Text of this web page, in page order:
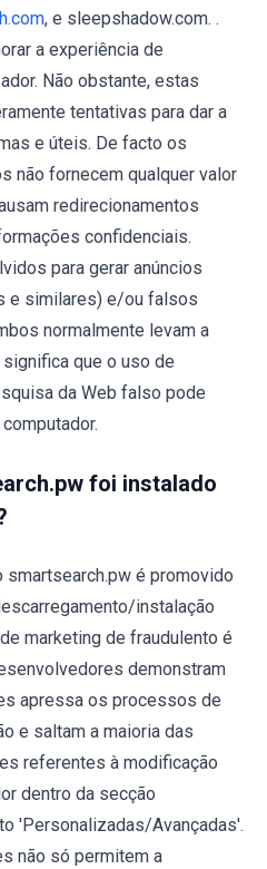
, e sleepshadow.com. .
a experiência de
Não obstante, estas
tentativas para dar a
e úteis. De facto os
não fornecem qualquer valor
redirecionamentos
confidenciais.
para gerar anúncios
e similares) e/ou falsos
normalmente levam a
que o uso de
da Web falso pode
foi instalado
smartsearch.pw é promovido
instalação
marketing de fraudulento é
demonstram
apressa os processos de
e saltam a maioria das
referentes à modificação
dentro da secção
'Personalizadas/Avançadas'.
não só permitem a